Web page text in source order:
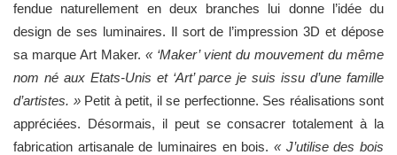
fendue naturellement en deux branches lui donne l’idée du
design de ses luminaires. Il sort de l’impression 3D et dépose
sa marque Art Maker. « ‘Maker’ vient du mouvement du même
nom né aux Etats-Unis et ‘Art’ parce je suis issu d’une famille
d’artistes. »Petit à petit, il se perfectionne. Ses réalisations sont
appréciées. Désormais, il peut se consacrer totalement à la
fabrication artisanale de luminaires en bois. « J’utilise des bois